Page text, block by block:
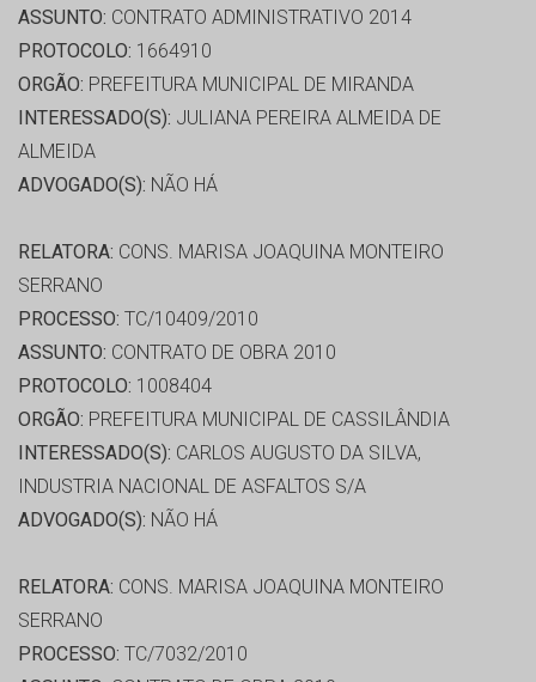
ASSUNTO: CONTRATO ADMINISTRATIVO 2014
PROTOCOLO: 1664910
ORGÃO: PREFEITURA MUNICIPAL DE MIRANDA
INTERESSADO(S): JULIANA PEREIRA ALMEIDA DE
ALMEIDA
ADVOGADO(S): NÃO HÁ
RELATORA: CONS. MARISA JOAQUINA MONTEIRO
SERRANO
PROCESSO: TC/10409/2010
ASSUNTO: CONTRATO DE OBRA 2010
PROTOCOLO: 1008404
ORGÃO: PREFEITURA MUNICIPAL DE CASSILÂNDIA
INTERESSADO(S): CARLOS AUGUSTO DA SILVA,
INDUSTRIA NACIONAL DE ASFALTOS S/A
ADVOGADO(S): NÃO HÁ
RELATORA: CONS. MARISA JOAQUINA MONTEIRO
SERRANO
PROCESSO: TC/7032/2010